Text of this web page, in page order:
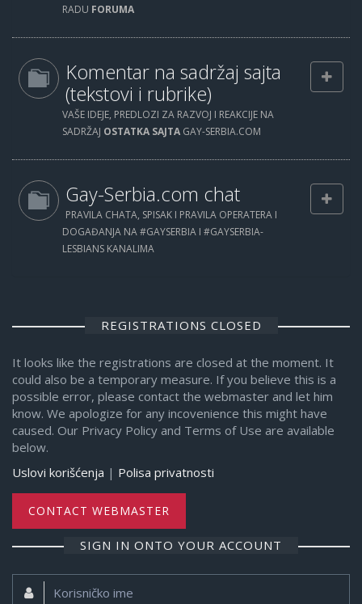
RADU FORUMA
Komentar na sadržaj sajta
(tekstovi i rubrike)
VAŠE IDEJE, PREDLOZI ZA RAZVOJ I REAKCIJE NA
SADRŽAJ OSTATKA SAJTA GAY-SERBIA.COM
Gay-Serbia.com chat
PRAVILA CHATA, SPISAK I PRAVILA OPERATERA I
DOGAĐANJA NA #GAYSERBIA I #GAYSERBIA-
LESBIANS KANALIMA
REGISTRATIONS CLOSED
It looks like the registrations are closed at the moment. It
could also be a temporary measure. If you believe this is a
possible error, please contact the webmaster and let him
know. We apologize for any incovenience this might have
caused. Our Privacy Policy and Terms of Use are available
below.
Uslovi korišćenja | Polisa privatnosti
CONTACT WEBMASTER
SIGN IN ONTO YOUR ACCOUNT
Korisničko